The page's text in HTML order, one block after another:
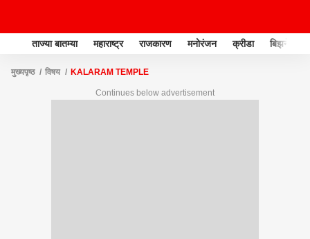
ताज्या बातम्या महाराष्ट्र राजकारण मनोरंजन क्रीडा बिझनेस
मुख्यपृष्ठ विषय KALARAM TEMPLE
Continues below advertisement